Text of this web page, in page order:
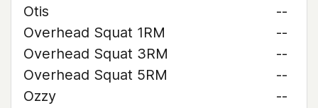
Otis
--
Overhead Squat 1RM
--
Overhead Squat 3RM
--
Overhead Squat 5RM
--
Ozzy
--